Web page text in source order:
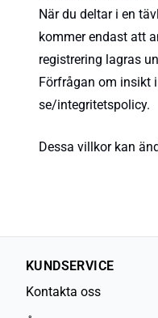
När du deltar i en
kommer endast att
registrering lagras
Förfrågan om insikt
se/integritetspolicy.
Dessa villkor kan
KUNDSERVICE
Kontakta oss